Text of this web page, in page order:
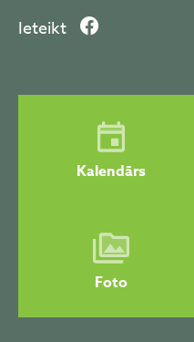
Ieteikt
Kalendārs
Foto